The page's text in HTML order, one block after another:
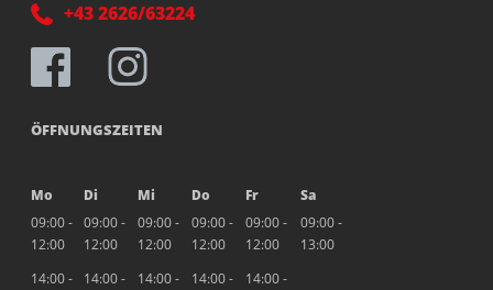
+43 2626/63224
ÖFFNUNGSZEITEN
Mo Di Mi Do Fr
Sa
09:00 -
12:00
09:00 -
12:00
09:00 -
12:00
09:00 -
12:00
09:00 -
12:00
09:00 -
13:00
14:00 -
14:00 -
14:00 -
14:00 -
14:00 -